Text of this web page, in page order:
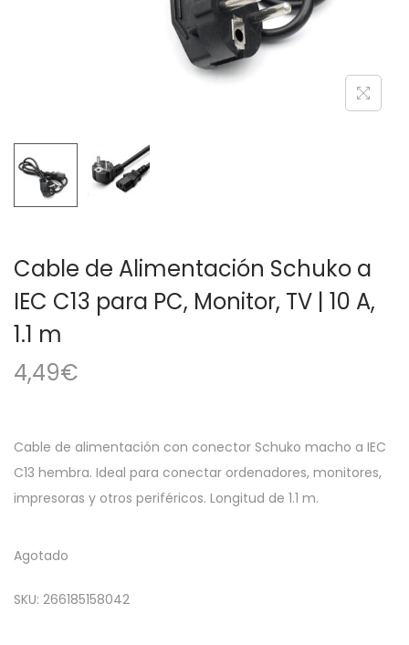
a
i
i
o
Cable de Alimentación Schuko a
IEC C13 para PC, Monitor, TV | 10 A,
1.1 m
4,49€
Cable de alimentación con conector Schuko macho a IEC
C13 hembra. Ideal para conectar ordenadores, monitores,
impresoras y otros periféricos. Longitud de 1.1 m.
Agotado
SKU: 266185158042